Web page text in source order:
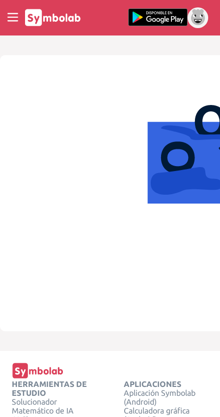
HERRAMIENTAS DE
ESTUDIO
Solucionador
Matemático de IA
APLICACIONES
Aplicación Symbolab
(Android)
Calculadora gráfica